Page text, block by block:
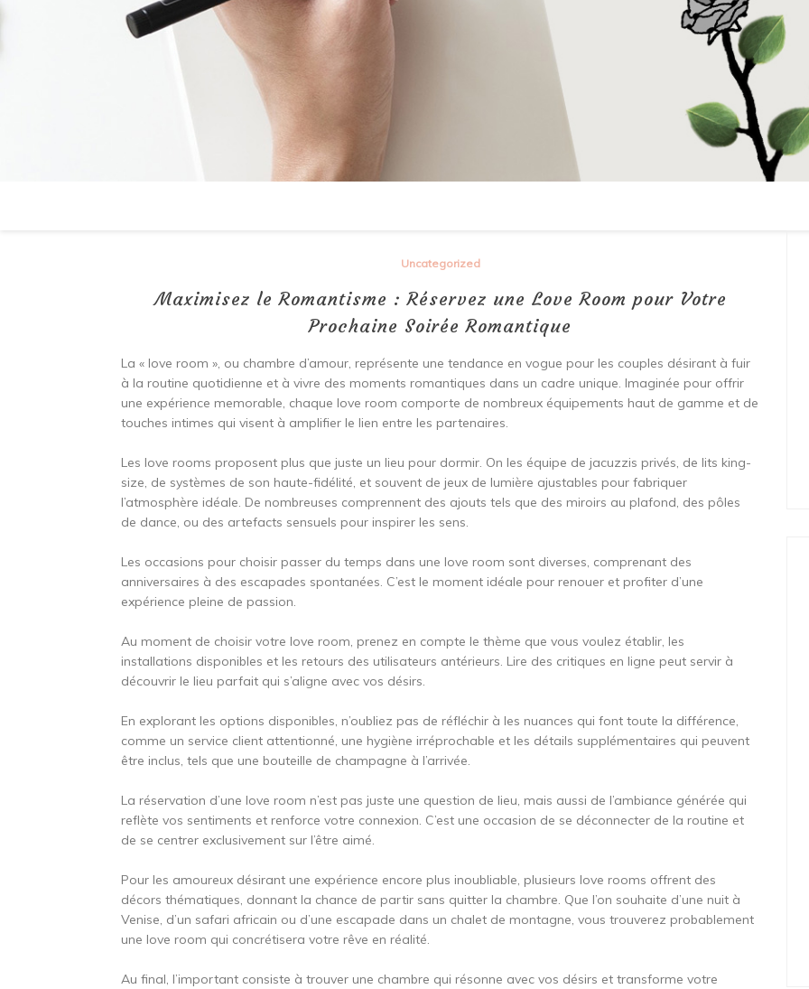
Uncategorized
Maximisez le Romantisme : Réservez une Love Room pour Votre
Prochaine Soirée Romantique
La « love room », ou chambre d’amour, représente une tendance en vogue pour les couples désirant à fuir
à la routine quotidienne et à vivre des moments romantiques dans un cadre unique. Imaginée pour offrir
une expérience memorable, chaque love room comporte de nombreux équipements haut de gamme et de
touches intimes qui visent à amplifier le lien entre les partenaires.
Les love rooms proposent plus que juste un lieu pour dormir. On les équipe de jacuzzis privés, de lits king-
size, de systèmes de son haute-fidélité, et souvent de jeux de lumière ajustables pour fabriquer
l’atmosphère idéale. De nombreuses comprennent des ajouts tels que des miroirs au plafond, des pôles
de dance, ou des artefacts sensuels pour inspirer les sens.
Les occasions pour choisir passer du temps dans une love room sont diverses, comprenant des
anniversaires à des escapades spontanées. C’est le moment idéale pour renouer et profiter d’une
expérience pleine de passion.
Au moment de choisir votre love room, prenez en compte le thème que vous voulez établir, les
installations disponibles et les retours des utilisateurs antérieurs. Lire des critiques en ligne peut servir à
découvrir le lieu parfait qui s’aligne avec vos désirs.
En explorant les options disponibles, n’oubliez pas de réfléchir à les nuances qui font toute la différence,
comme un service client attentionné, une hygiène irréprochable et les détails supplémentaires qui peuvent
être inclus, tels que une bouteille de champagne à l’arrivée.
La réservation d’une love room n’est pas juste une question de lieu, mais aussi de l’ambiance générée qui
reflète vos sentiments et renforce votre connexion. C’est une occasion de se déconnecter de la routine et
de se centrer exclusivement sur l’être aimé.
Pour les amoureux désirant une expérience encore plus inoubliable, plusieurs love rooms offrent des
décors thématiques, donnant la chance de partir sans quitter la chambre. Que l’on souhaite d’une nuit à
Venise, d’un safari africain ou d’une escapade dans un chalet de montagne, vous trouverez probablement
une love room qui concrétisera votre rêve en réalité.
Au final, l’important consiste à trouver une chambre qui résonne avec vos désirs et transforme votre